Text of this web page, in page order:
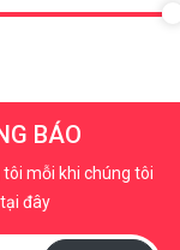
BÁO
mỗi khi chúng tôi
đây